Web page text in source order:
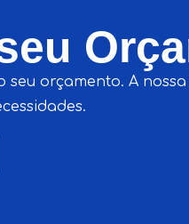
seu orçamento. A